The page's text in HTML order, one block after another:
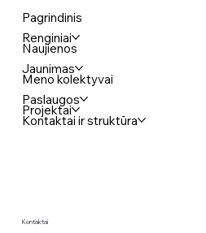
Paroda keičia parodą
Pagrindinis
Renginiai
Naujienos
Jaunimas
Meno kolektyvai
Paslaugos
Projektai
Kontaktai ir struktūra
Kontaktai